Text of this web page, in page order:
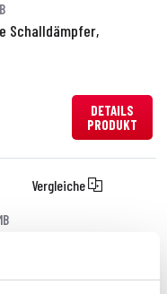
Schalldämpfer,
DETAILS
PRODUKT
Vergleiche